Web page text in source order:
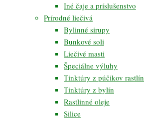
Iné čaje a príslušenstvo
Prírodné liečivá
Bylinné sirupy
Bunkové soli
Liečivé masti
Špeciálne výluhy
Tinktúry z púčikov rastlín
Tinktúry z bylín
Rastlinné oleje
Silice